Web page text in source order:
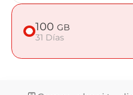
Elija
100 GB
31 Días